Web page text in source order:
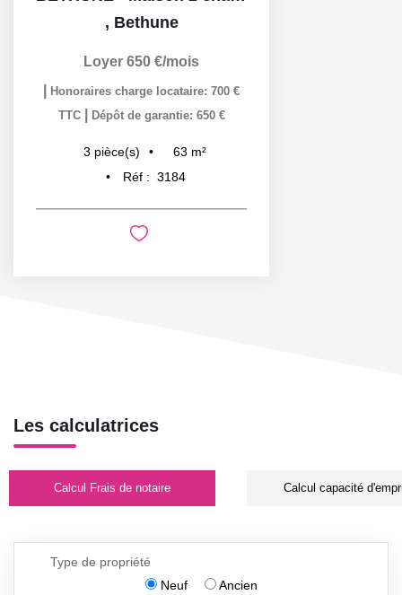
, Bethune
Loyer 650 €/mois
Honoraires charge locataire: 700 €
TTC
Dépôt de garantie: 650 €
3 pièce(s) 63 m²
Réf : 3184
Les calculatrices
Calcul Frais de notaire Calcul capacité